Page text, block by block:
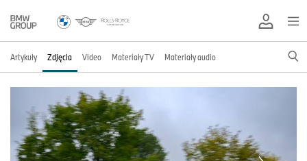
Artykuły Zdjęcia Video Materiały TV Materiały audio